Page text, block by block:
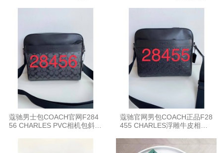
蔻驰男士包COACH官网F284
56 CHARLES PVC相机包斜挎
蔻驰官网男包COACH正品F28
455 CHARLES浮雕牛皮相机